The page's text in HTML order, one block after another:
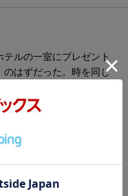
ルの一室にプレゼント
のはずだった。時を同じ